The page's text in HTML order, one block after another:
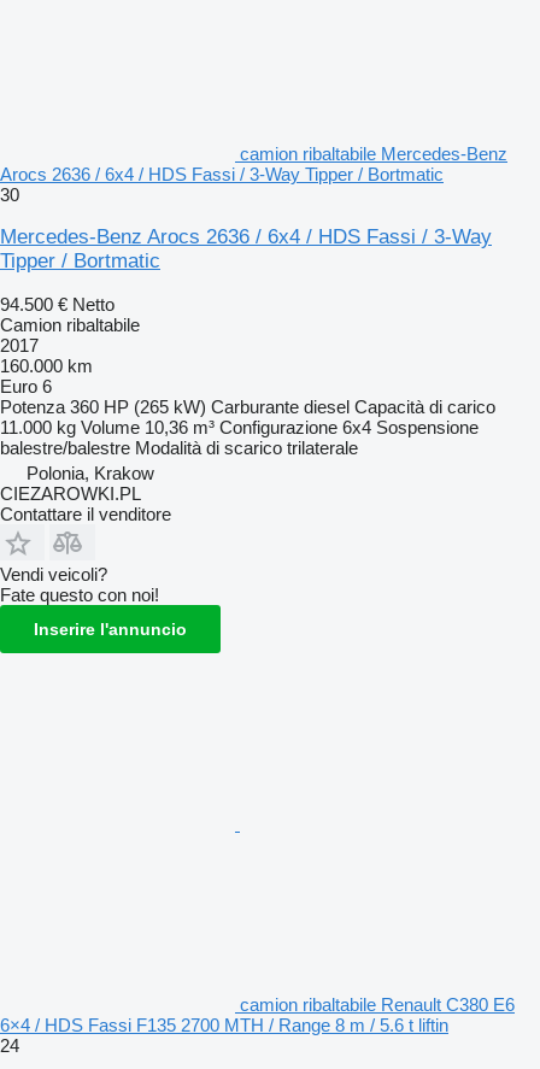
camion ribaltabile Mercedes-Benz
Arocs 2636 / 6x4 / HDS Fassi / 3-Way Tipper / Bortmatic
30
Mercedes-Benz Arocs 2636 / 6x4 / HDS Fassi / 3-Way
Tipper / Bortmatic
94.500 € Netto
Camion ribaltabile
2017
160.000 km
Euro 6
Potenza 360 HP (265 kW) Carburante diesel Capacità di carico
11.000 kg Volume 10,36 m³ Configurazione 6x4 Sospensione
balestre/balestre Modalità di scarico trilaterale
Polonia, Krakow
CIEZAROWKI.PL
Contattare il venditore
Vendi veicoli?
Fate questo con noi!
Inserire l'annuncio
camion ribaltabile Renault C380 E6
6×4 / HDS Fassi F135 2700 MTH / Range 8 m / 5.6 t liftin
24